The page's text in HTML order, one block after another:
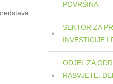
POVRŠINA
SEKTOR ZA
INVESTICIJE I
ODJEL ZA
RASVJETE,